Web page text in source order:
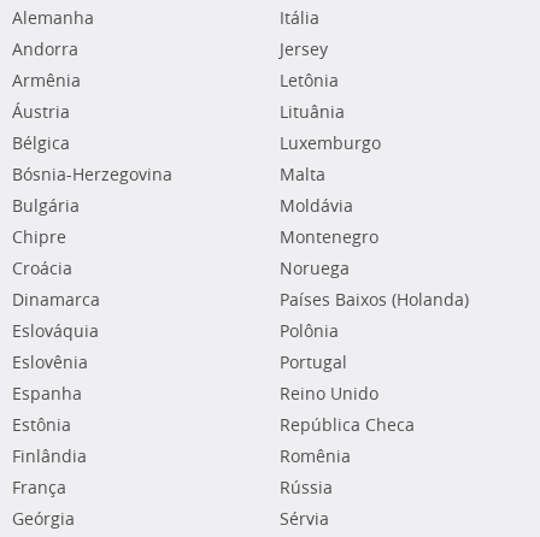
Alemanha
Andorra
Armênia
Áustria
Bélgica
Bósnia-Herzegovina
Bulgária
Chipre
Croácia
Dinamarca
Eslováquia
Eslovênia
Espanha
Estônia
Finlândia
França
Geórgia
Itália
Jersey
Letônia
Lituânia
Luxemburgo
Malta
Moldávia
Montenegro
Noruega
Países Baixos (Holanda)
Polônia
Portugal
Reino Unido
República Checa
Romênia
Rússia
Sérvia